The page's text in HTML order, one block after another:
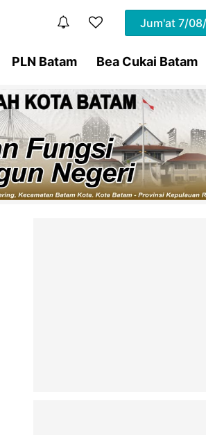
Jum'at 7/
PLN Batam Bea Cukai Batam